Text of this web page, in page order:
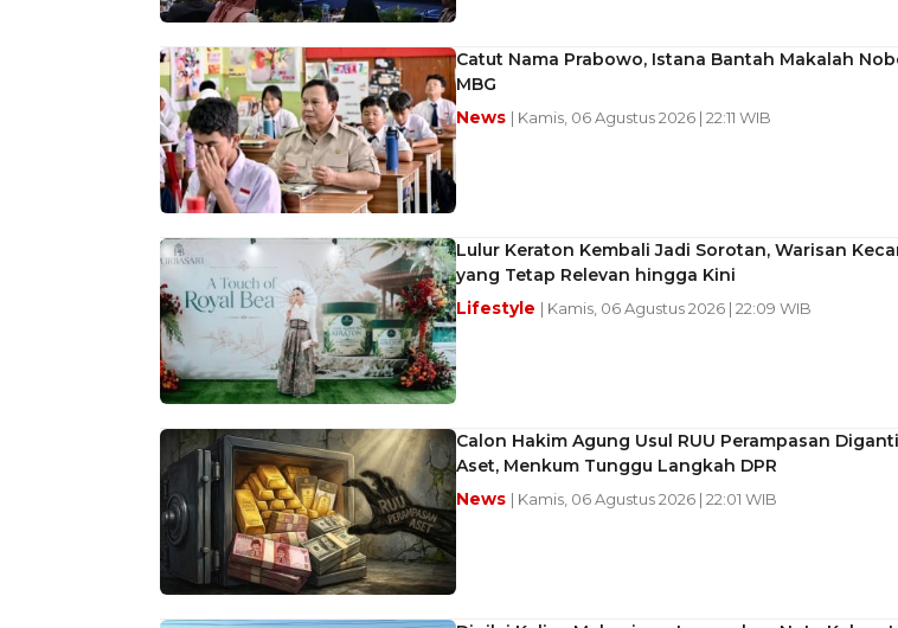
Catut Nama Prabowo, Istana Bantah Makalah
MBG
News | Kamis, 06 Agustus 2026 | 22:11 WIB
Lulur Keraton Kembali Jadi Sorotan, Warisan
yang Tetap Relevan hingga Kini
Lifestyle | Kamis, 06 Agustus 2026 | 22:09 WIB
Calon Hakim Agung Usul RUU Perampasan
Aset, Menkum Tunggu Langkah DPR
News | Kamis, 06 Agustus 2026 | 22:01 WIB